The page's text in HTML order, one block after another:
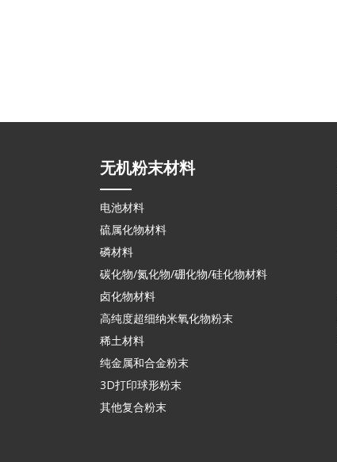
无机粉末材料
电池材料
硫属化物材料
磷材料
碳化物/氮化物/硼化物/硅化物材料
卤化物材料
高纯度超细纳米氧化物粉末
稀土材料
纯金属和合金粉末
3D打印球形粉末
其他复合粉末